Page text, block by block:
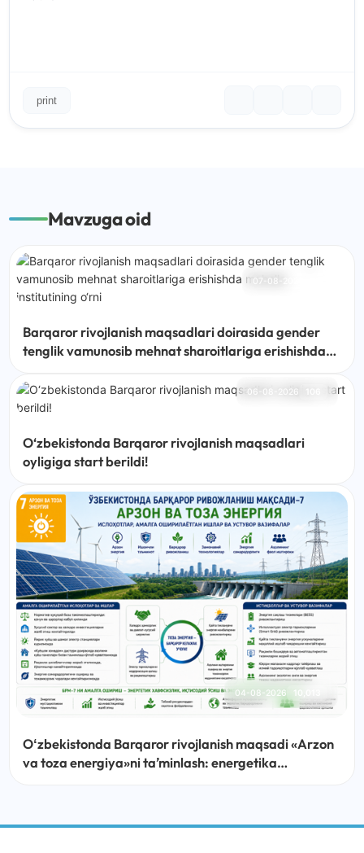
print
Mavzuga oid
07-08-2026
Barqaror rivojlanish maqsadlari doirasida gender
tenglik vamunosib mehnat sharoitlariga erishishda
06-08-2026
O‘zbekistonda Barqaror rivojlanish maqsadlari
oyligiga start berildi!
04-08-2026 10,013
Oʻzbekistonda Barqaror rivojlanish maqsadi «Arzon
va toza energiya»ni taʼminlash: energetika